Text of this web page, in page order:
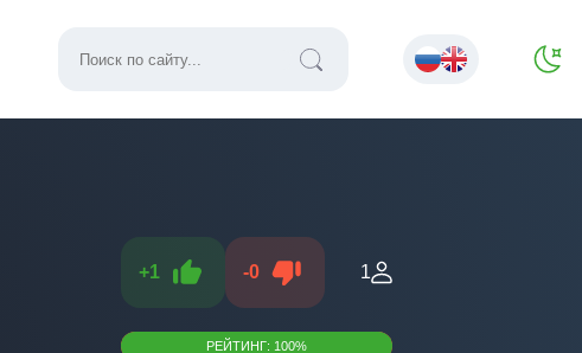
+1 -0 1
РЕЙТИНГ: 100%